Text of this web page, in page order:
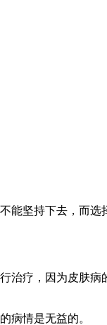
能坚持下去，而
治疗，因为皮肤
病情是无益的。